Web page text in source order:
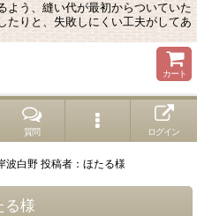
よう、縫い代が最初からついていた
たりと、失敗しにくい工夫がしてあ
カート
質問 ログイン
波白野 投稿者：ほたる様
る様